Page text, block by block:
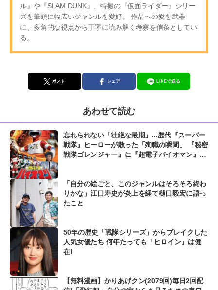
ル』や『SLAM DUNK』、特撮の『仮面ライダー』シリー
ズを筆頭に幅広いジャンルを愛好。 作品への愛を武器
に、多角的な視点から丁寧に読み解く考察を信条としてい
る。
ポスト シェア LINEで送る
あわせて読む
忘れられない「壮絶な最期」...歴代『スーパー
戦隊』ヒーローが散った「殉職の瞬間」 『秘密
戦隊ゴレンジャー』に『超電子バイオマン』
「自分の絵ごと、このジャンルはそろそろ終わ
りかな」江口寿史が炎上を経て樋口毅宏に語っ
たこと
50年の歴史「戦隊シリーズ」からブレイクした
人気女優たち 何年たっても「ヒロイン」は健
在!
【無料漫画】かりあげクン(2079回)毎日2回配